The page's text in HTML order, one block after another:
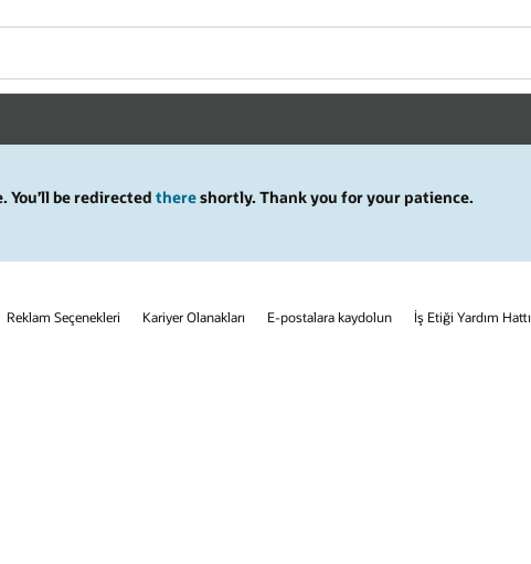
be redirected thereshortly. Thank you for your patience.
Reklam Seçenekleri Kariyer Olanakları E-postalara kaydolun İş Etiği Yardım Hattı